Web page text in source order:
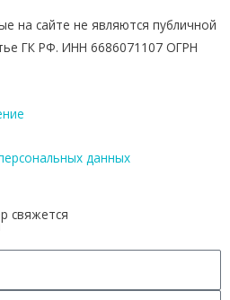
на сайте не являются публичной
ГК РФ. ИНН 6686071107 ОГРН
данных
свяжется